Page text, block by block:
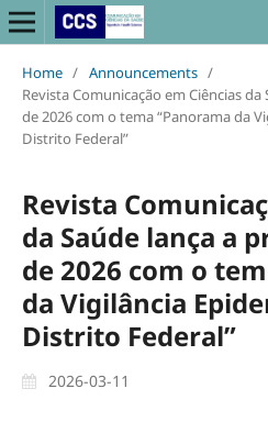
Home / Announcements /
Revista Comunicação em Ciências
de 2026 com o tema “Panorama da
Distrito Federal”
Revista
da Saúde lança a
de 2026 com o
da Vigilância
Distrito Federal”
2026-03-11